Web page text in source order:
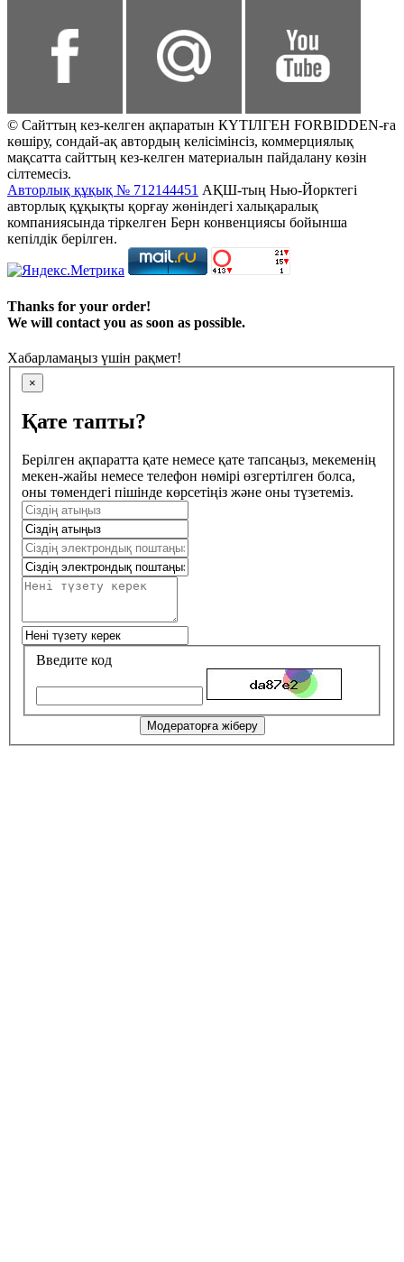
© Сайттың кез-келген ақпаратын КҮТІЛГЕН FORBIDDEN-ға
көшіру, сондай-ақ автордың келісімінсіз, коммерциялық
мақсатта сайттың кез-келген материалын пайдалану көзін
сілтемесіз.
Авторлық құқық № 712144451 АҚШ-тың Нью-Йорктегі
авторлық құқықты қорғау жөніндегі халықаралық
компаниясында тіркелген Берн конвенциясы бойынша
кепілдік берілген.
Thanks for your order!
We will contact you as soon as possible.
Хабарламаңыз үшін рақмет!
×
Қате тапты?
Берілген ақпаратта қате немесе қате тапсаңыз, мекеменің
мекен-жайы немесе телефон нөмірі өзгертілген болса,
оны төмендегі пішінде көрсетіңіз және оны түзетеміз.
Введите код
Модераторға жіберу